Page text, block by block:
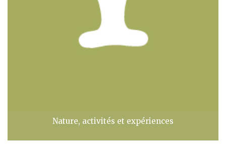
Nature, activités et expériences